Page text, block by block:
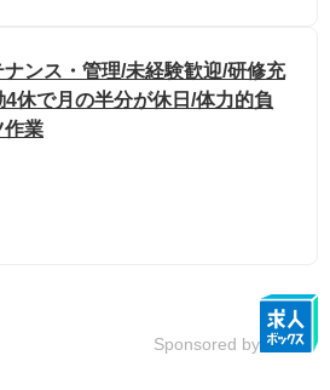
ンス・管理/未経験歓迎/研修充
休で月の半分が休日/体力的負
作業
Sponsored by